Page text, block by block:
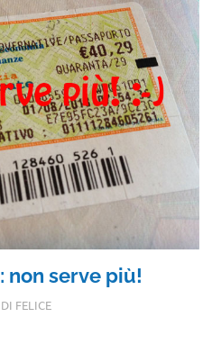
non serve più!
FELICE